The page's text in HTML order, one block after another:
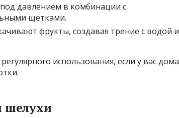
давлением в комбинации с
щетками.
фрукты, создавая трение с водой и
использования, если у вас дома
шелухи